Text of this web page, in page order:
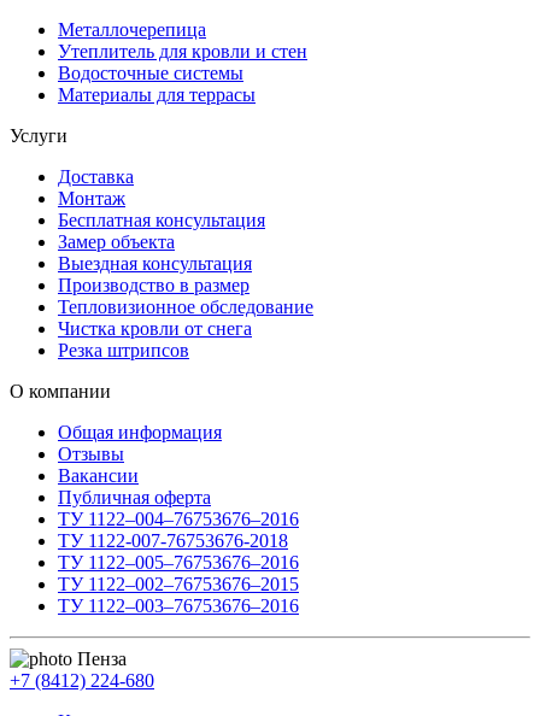
Металлочерепица
Утеплитель для кровли и стен
Водосточные системы
Материалы для террасы
Услуги
Доставка
Монтаж
Бесплатная консультация
Замер объекта
Выездная консультация
Производство в размер
Тепловизионное обследование
Чистка кровли от снега
Резка штрипсов
О компании
Общая информация
Отзывы
Вакансии
Публичная оферта
ТУ 1122–004–76753676–2016
ТУ 1122-007-76753676-2018
ТУ 1122–005–76753676–2016
ТУ 1122–002–76753676–2015
ТУ 1122–003–76753676–2016
Пенза
+7 (8412) 224-680